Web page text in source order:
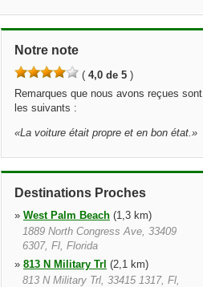
Notre note
( 4,0 de 5 )
Remarques que nous avons reçues sont
les suivants :
«La voiture était propre et en bon état.»
Destinations Proches
» West Palm Beach (1,3 km)
1889 North Congress Ave, 33409
6307, Fl, Florida
» 813 N Military Trl (2,1 km)
813 N Military Trl, 33415 1317, Fl,